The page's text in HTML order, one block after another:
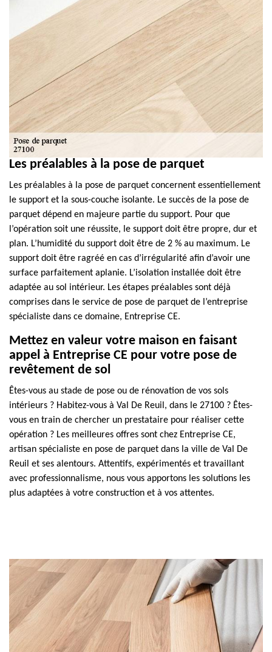
Les préalables à la pose de parquet
Les préalables à la pose de parquet concernent essentiellement
le support et la sous-couche isolante. Le succès de la pose de
parquet dépend en majeure partie du support. Pour que
l’opération soit une réussite, le support doit être propre, dur et
plan. L’humidité du support doit être de 2 % au maximum. Le
support doit être ragréé en cas d’irrégularité afin d’avoir une
surface parfaitement aplanie. L’isolation installée doit être
adaptée au sol intérieur. Les étapes préalables sont déjà
comprises dans le service de pose de parquet de l’entreprise
spécialiste dans ce domaine, Entreprise CE.
Mettez en valeur votre maison en faisant
appel à Entreprise CE pour votre pose de
revêtement de sol
Êtes-vous au stade de pose ou de rénovation de vos sols
intérieurs ? Habitez-vous à Val De Reuil, dans le 27100 ? Êtes-
vous en train de chercher un prestataire pour réaliser cette
opération ? Les meilleures offres sont chez Entreprise CE,
artisan spécialiste en pose de parquet dans la ville de Val De
Reuil et ses alentours. Attentifs, expérimentés et travaillant
avec professionnalisme, nous vous apportons les solutions les
plus adaptées à votre construction et à vos attentes.